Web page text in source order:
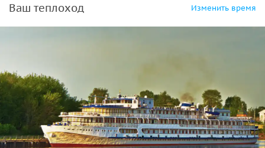
Ваш теплоход Изменить время